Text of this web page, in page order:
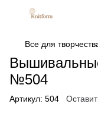
Все для
№504
Артикул: 504